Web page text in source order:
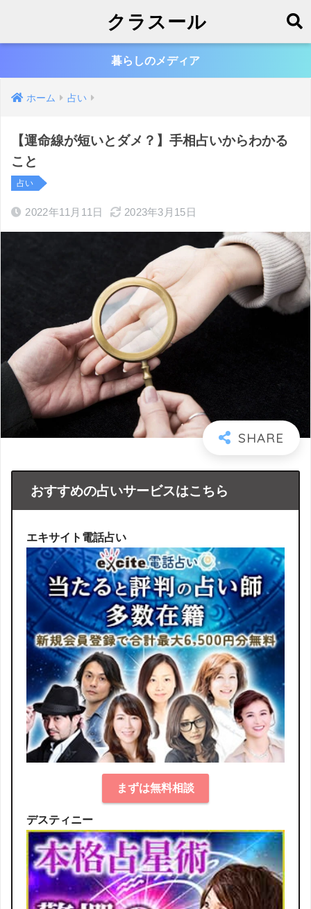
クラスール
暮らしのメディア
ホーム 占い
【運命線が短いとダメ？】手相占いからわかる
こと
占い
2022年11月11日 2023年3月15日
おすすめの占いサービスはこちら
エキサイト電話占い
まずは無料相談
デスティニー